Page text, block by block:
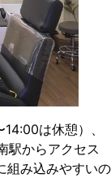
は休憩）、
駅からアクセス
組み込みやすいの